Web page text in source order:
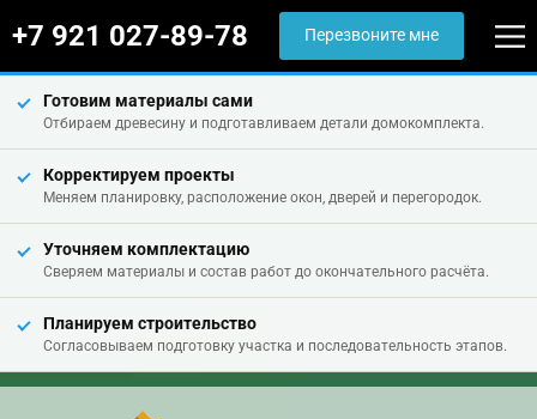
+7 921 027-89-78 Перезвоните мне
Готовим материалы сами
Отбираем древесину и подготавливаем детали домокомплекта.
Корректируем проекты
Меняем планировку, расположение окон, дверей и перегородок.
Уточняем комплектацию
Сверяем материалы и состав работ до окончательного расчёта.
Планируем строительство
Согласовываем подготовку участка и последовательность этапов.